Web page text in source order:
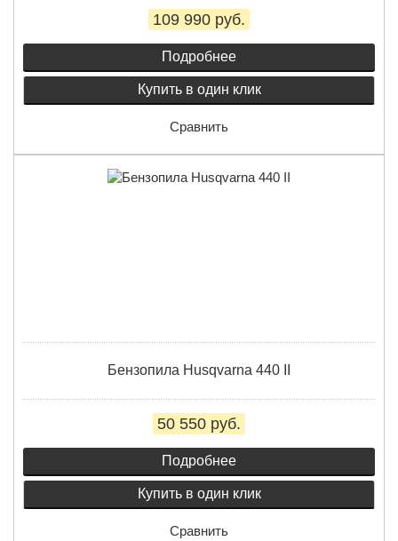
109 990 руб.
Подробнее
Купить в один клик
Сравнить
Бензопила Husqvarna 440 II
50 550 руб.
Подробнее
Купить в один клик
Сравнить